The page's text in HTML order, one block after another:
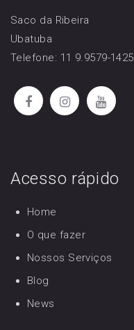
Saco da Ribeira
Ubatuba
Telefone: 11 9.9579-1425
Acesso rápido
Home
O que fazer
Nossos Serviços
Blog
News